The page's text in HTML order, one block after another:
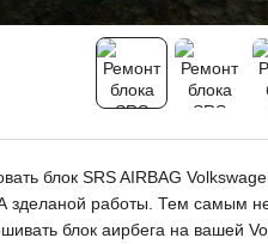
блок SRS AIRBAG
работы. Тем самым не
блок аирбега на вашей